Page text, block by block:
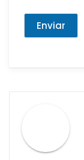
Enviar